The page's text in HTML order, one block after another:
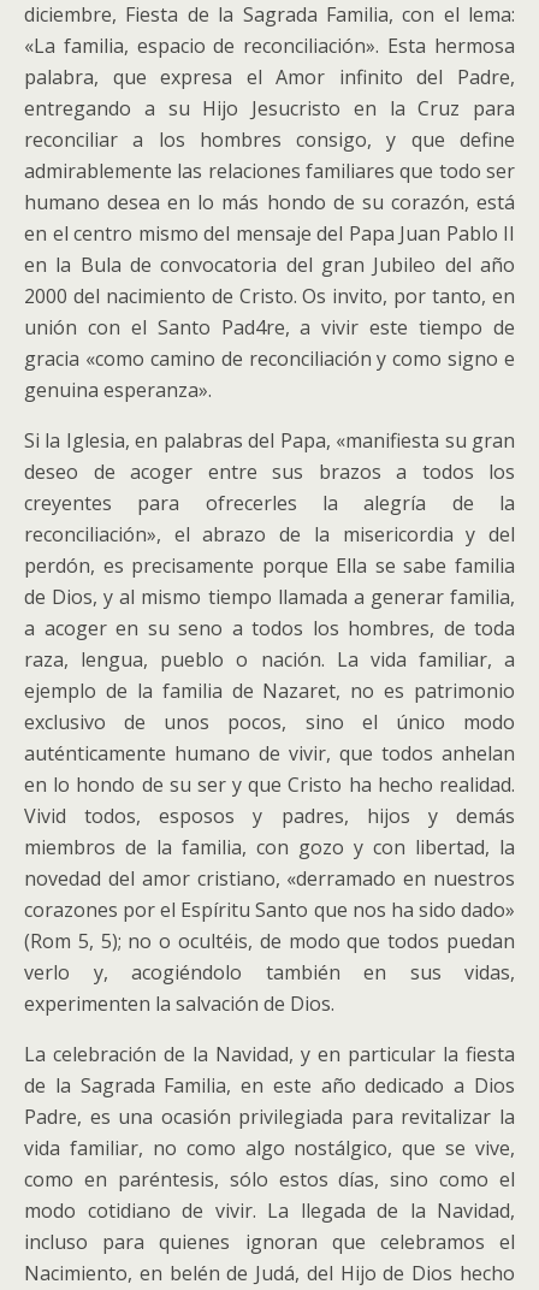
diciembre, Fiesta de la Sagrada Familia, con el lema:
«La familia, espacio de reconciliación». Esta hermosa
palabra, que expresa el Amor infinito del Padre,
entregando a su Hijo Jesucristo en la Cruz para
reconciliar a los hombres consigo, y que define
admirablemente las relaciones familiares que todo ser
humano desea en lo más hondo de su corazón, está
en el centro mismo del mensaje del Papa Juan Pablo II
en la Bula de convocatoria del gran Jubileo del año
2000 del nacimiento de Cristo. Os invito, por tanto, en
unión con el Santo Pad4re, a vivir este tiempo de
gracia «como camino de reconciliación y como signo e
genuina esperanza».
Si la Iglesia, en palabras del Papa, «manifiesta su gran
deseo de acoger entre sus brazos a todos los
creyentes para ofrecerles la alegría de la
reconciliación», el abrazo de la misericordia y del
perdón, es precisamente porque Ella se sabe familia
de Dios, y al mismo tiempo llamada a generar familia,
a acoger en su seno a todos los hombres, de toda
raza, lengua, pueblo o nación. La vida familiar, a
ejemplo de la familia de Nazaret, no es patrimonio
exclusivo de unos pocos, sino el único modo
auténticamente humano de vivir, que todos anhelan
en lo hondo de su ser y que Cristo ha hecho realidad.
Vivid todos, esposos y padres, hijos y demás
miembros de la familia, con gozo y con libertad, la
novedad del amor cristiano, «derramado en nuestros
corazones por el Espíritu Santo que nos ha sido dado»
(Rom 5, 5); no o ocultéis, de modo que todos puedan
verlo y, acogiéndolo también en sus vidas,
experimenten la salvación de Dios.
La celebración de la Navidad, y en particular la fiesta
de la Sagrada Familia, en este año dedicado a Dios
Padre, es una ocasión privilegiada para revitalizar la
vida familiar, no como algo nostálgico, que se vive,
como en paréntesis, sólo estos días, sino como el
modo cotidiano de vivir. La llegada de la Navidad,
incluso para quienes ignoran que celebramos el
Nacimiento, en belén de Judá, del Hijo de Dios hecho